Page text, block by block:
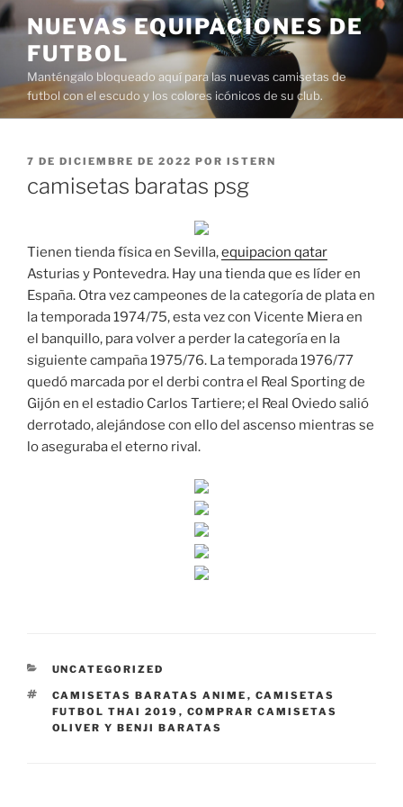
Saltar
al
contenido
NUEVAS EQUIPACIONES DE
FUTBOL
Manténgalo bloqueado aquí para las nuevas camisetas de
futbol con el escudo y los colores icónicos de su club.
PUBLICADO
7 DE DICIEMBRE DE 2022 POR ISTERN
camisetas baratas psg
Tienen tienda física en Sevilla,equipacion qatar
Asturias y Pontevedra. Hay una tienda que es líder en
España. Otra vez campeones de la categoría de plata en
la temporada 1974/75, esta vez con Vicente Miera en
el banquillo, para volver a perder la categoría en la
siguiente campaña 1975/76. La temporada 1976/77
quedó marcada por el derbi contra el Real Sporting de
Gijón en el estadio Carlos Tartiere; el Real Oviedo salió
derrotado, alejándose con ello del ascenso mientras se
lo aseguraba el eterno rival.
CATEGORÍAS
UNCATEGORIZED
ETIQUETAS
CAMISETAS BARATAS ANIME , CAMISETAS
FUTBOL THAI 2019 , COMPRAR CAMISETAS
OLIVER Y BENJI BARATAS